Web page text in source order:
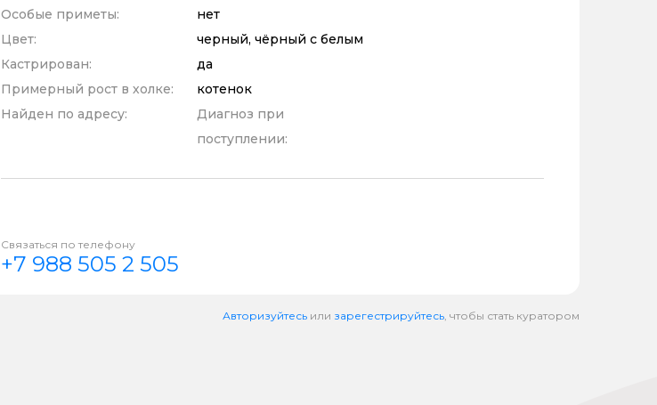
Особые приметы:
нет
Цвет:
черный, чёрный с белым
Кастрирован:
да
Примерный рост в холке:
котенок
Найден по адресу:
Диагноз при
поступлении:
Связаться по телефону
+7 988 505 2 505
Авторизуйтесь или зарегестрируйтесь, чтобы стать куратором